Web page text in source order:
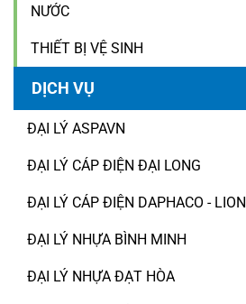
NƯỚC
THIẾT BỊ VỆ SINH
DỊCH VỤ
ĐẠI LÝ ASPAVN
ĐẠI LÝ CÁP ĐIỆN ĐẠI LONG
ĐẠI LÝ CÁP ĐIỆN DAPHACO - LION
ĐẠI LÝ NHỰA BÌNH MINH
ĐẠI LÝ NHỰA ĐẠT HÒA